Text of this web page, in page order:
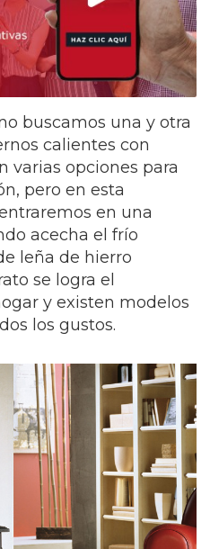
buscamos una y otra
calientes con
varias opciones para
pero en esta
en una
acecha el frío
leña de hierro
se logra el
y existen modelos
los gustos.